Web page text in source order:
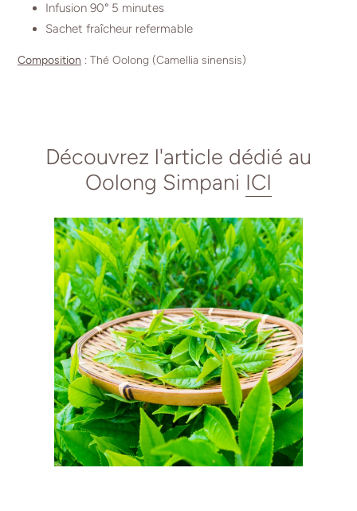
Infusion 90° 5 minutes
Sachet fraîcheur refermable
Composition : Thé Oolong (Camellia sinensis)
Découvrez l'article dédié au
Oolong Simpani ICI